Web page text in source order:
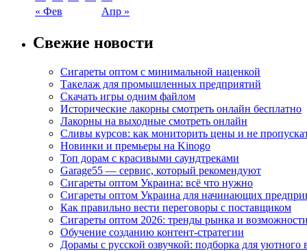
« Фев Апр »
Свежие новости
Сигареты оптом с минимальной наценкой
Такелаж для промышленных предприятий
Скачать игры одним файлом
Исторические лакорны смотреть онлайн бесплатно
Лакорны на выходные смотреть онлайн
Сливы курсов: как мониторить цены и не
Новинки и премьеры на Kinogo
Топ дорам с красивыми саундтреками
Garage55 — сервис, который рекомендуют
Сигареты оптом Украина: всё что нужно
Сигареты оптом Украина для начинающих
Как правильно вести переговоры с поставщиком
Сигареты оптом 2026: тренды рынка и возможности
Обучение созданию контент-стратегии
Дорамы с русской озвучкой: подборка для уютного